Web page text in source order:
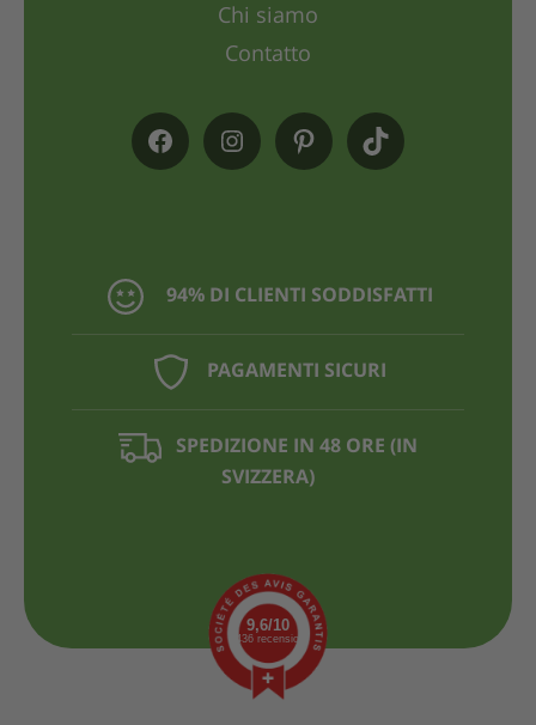
94% DI CLIENTI SODDISFATTI
PAGAMENTI SICURI
SPEDIZIONE IN 48 ORE (IN
SVIZZERA)
Chi siamo
Contatto
9,6/10
1436 recensioni